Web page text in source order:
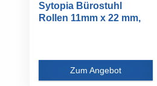
Sytopia Bürostuhl
Rollen 11mm x 22 mm,
Zum Angebot